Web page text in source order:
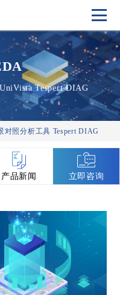
Tespert DIAG
对照分析工具 Tespert DIAG
产品新闻 立即咨询